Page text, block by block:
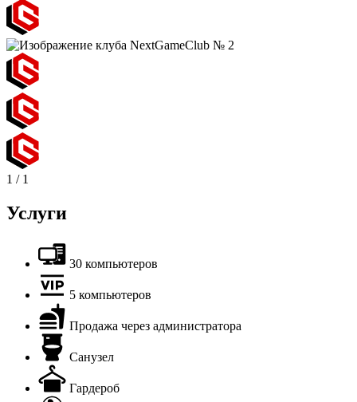
1 / 1
Услуги
30 компьютеров
5 компьютеров
Продажа через администратора
Санузел
Гардероб